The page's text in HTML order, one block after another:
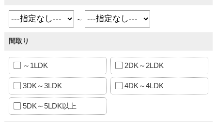
～
間取り
～1LDK 2DK～2LDK
3DK～3LDK 4DK～4LDK
5DK～5LDK以上